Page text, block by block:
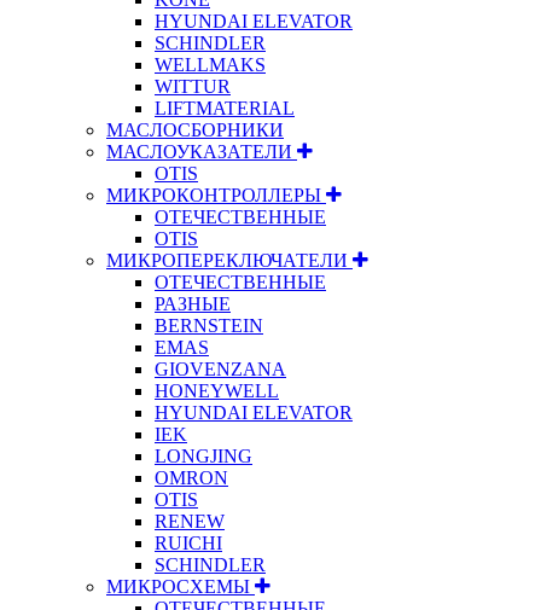
HYUNDAI ELEVATOR
SCHINDLER
WELLMAKS
WITTUR
LIFTMATERIAL
МАСЛОСБОРНИКИ
МАСЛОУКАЗАТЕЛИ
OTIS
МИКРОКОНТРОЛЛЕРЫ
ОТЕЧЕСТВЕННЫЕ
OTIS
МИКРОПЕРЕКЛЮЧАТЕЛИ
ОТЕЧЕСТВЕННЫЕ
РАЗНЫЕ
BERNSTEIN
EMAS
GIOVENZANA
HONEYWELL
HYUNDAI ELEVATOR
IEK
LONGJING
OMRON
OTIS
RENEW
RUICHI
SCHINDLER
МИКРОСХЕМЫ